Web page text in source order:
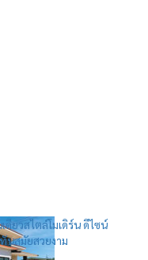
ยวสไตล์โมเดิร์น ดีไซน์
นสมัยสวยงาม